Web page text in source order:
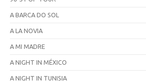
A BARCA DO SOL
A LA NOVIA
A MI MADRE
A NIGHT IN MÉXICO
A NIGHT IN TUNISIA